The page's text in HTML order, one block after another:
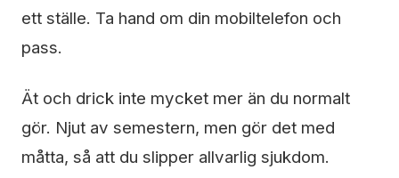
ett ställe. Ta hand om din mobiltelefon och
pass.
Ät och drick inte mycket mer än du normalt
gör. Njut av semestern, men gör det med
måtta, så att du slipper allvarlig sjukdom.